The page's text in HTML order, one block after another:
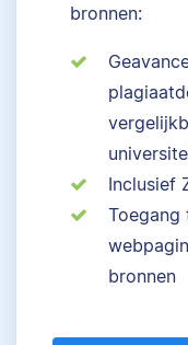
bronnen:
Inclusief
bronnen